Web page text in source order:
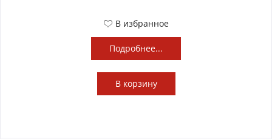
В избранное
Подробнее...
В корзину